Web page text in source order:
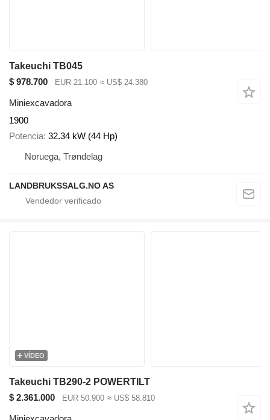
Takeuchi TB045
$ 978.700
EUR 21.100 ≈ US$ 24.380
Miniexcavadora
1900
Potencia 32.34 kW (44 Hp)
Noruega, Trøndelag
LANDBRUKSSALG.NO AS
VÍDEO
Takeuchi TB290-2 POWERTILT
$ 2.361.000
EUR 50.900 ≈ US$ 58.810